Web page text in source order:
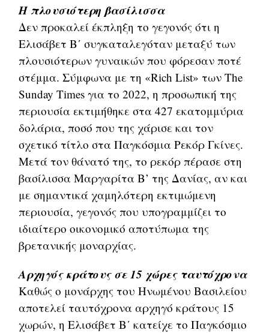
Η πλουσιότερη βασίλισσα
Δεν προκαλεί έκπληξη το γεγονός ότι η
Ελισάβετ Β΄ συγκαταλεγόταν μεταξύ των
πλουσιότερων γυναικών που φόρεσαν ποτέ
στέμμα. Σύμφωνα με τη «Rich List» των The
Sunday Times για το 2022, η προσωπική της
περιουσία εκτιμήθηκε στα 427 εκατομμύρια
δολάρια, ποσό που της χάρισε και τον
σχετικό τίτλο στα Παγκόσμια Ρεκόρ Γκίνες.
Μετά τον θάνατό της, το ρεκόρ πέρασε στη
βασίλισσα Μαργαρίτα Β’ της Δανίας, αν και
με σημαντικά χαμηλότερη εκτιμώμενη
περιουσία, γεγονός που υπογραμμίζει το
ιδιαίτερο οικονομικό αποτύπωμα της
βρετανικής μοναρχίας.
Αρχηγός κράτους σε 15 χώρες ταυτόχρονα
Καθώς ο μονάρχης του Ηνωμένου Βασιλείου
αποτελεί ταυτόχρονα αρχηγό κράτους 15
χωρών, η Ελισάβετ Β΄ κατείχε το Παγκόσμιο